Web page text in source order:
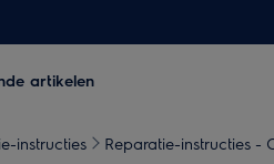
artikelen
instructies Reparatie-instructies -